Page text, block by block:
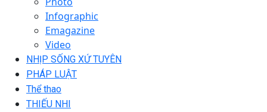
Infographic
Emagazine
Video
NHỊP SỐNG XỨ TUYÊN
PHÁP LUẬT
Thể thao
THIẾU NHI